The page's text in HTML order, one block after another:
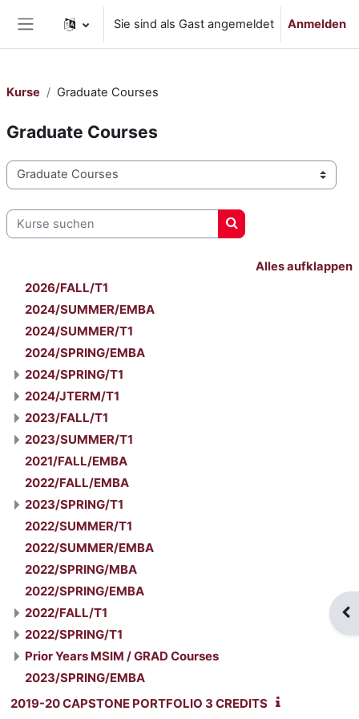
Website-Übersicht
Sie sind als Gast angemeldet Anmelden
Kurse Graduate Courses
Graduate Courses
Kursbereiche
Kurse suchen
Kurse suchen
Alles aufklappen
2026/FALL/T1
2024/SUMMER/EMBA
2024/SUMMER/T1
2024/SPRING/EMBA
2024/SPRING/T1
2024/JTERM/T1
2023/FALL/T1
2023/SUMMER/T1
2021/FALL/EMBA
2022/FALL/EMBA
2023/SPRING/T1
2022/SUMMER/T1
2022/SUMMER/EMBA
2022/SPRING/MBA
2022/SPRING/EMBA
2022/FALL/T1
2022/SPRING/T1
Prior Years MSIM / GRAD Courses
2023/SPRING/EMBA
2019-20 CAPSTONE PORTFOLIO 3 CREDITS